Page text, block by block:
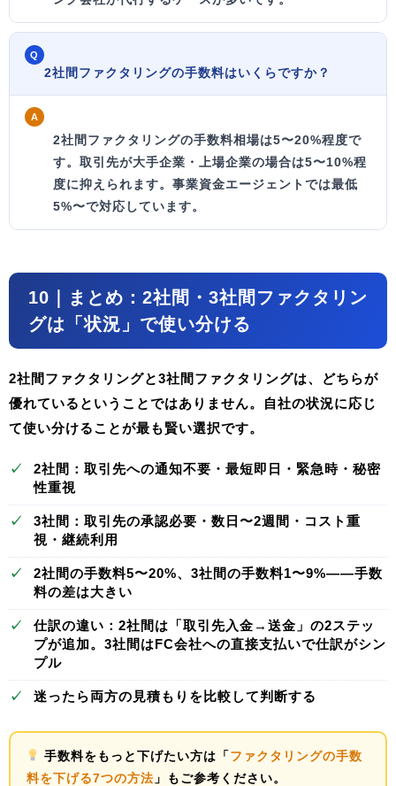
Q
2社間ファクタリングの手数料はいくらですか？
A
2社間ファクタリングの手数料相場は5〜20%程度で
す。取引先が大手企業・上場企業の場合は5〜10%程
度に抑えられます。事業資金エージェントでは最低
5%〜で対応しています。
10｜まとめ：2社間・3社間ファクタリン
グは「状況」で使い分ける
2社間ファクタリングと3社間ファクタリングは、どちらが
優れているということではありません。
自社の状況に応じ
て使い分けることが最も賢い選択です。
✓ 2社間 ：取引先への通知不要・最短即日・緊急時・秘密
性重視
✓ 3社間 ：取引先の承認必要・数日〜2週間・コスト重
視・継続利用
✓ 2社間の手数料5〜20%、3社間の手数料1〜9%——手数
料の差は大きい
✓
仕訳の違い：2社間は「取引先入金→送金」の2ステッ
プが追加。3社間は FC会社への直接支払いで仕訳がシン
プル
✓ 迷ったら両方の見積もりを比較 して判断する
手数料をもっと下げたい方は「ファクタリングの手数
料を下げる7つの方法 」もご参考ください。